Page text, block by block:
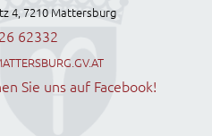
4, 7210 Mattersburg
62332
Sie uns auf Facebook!